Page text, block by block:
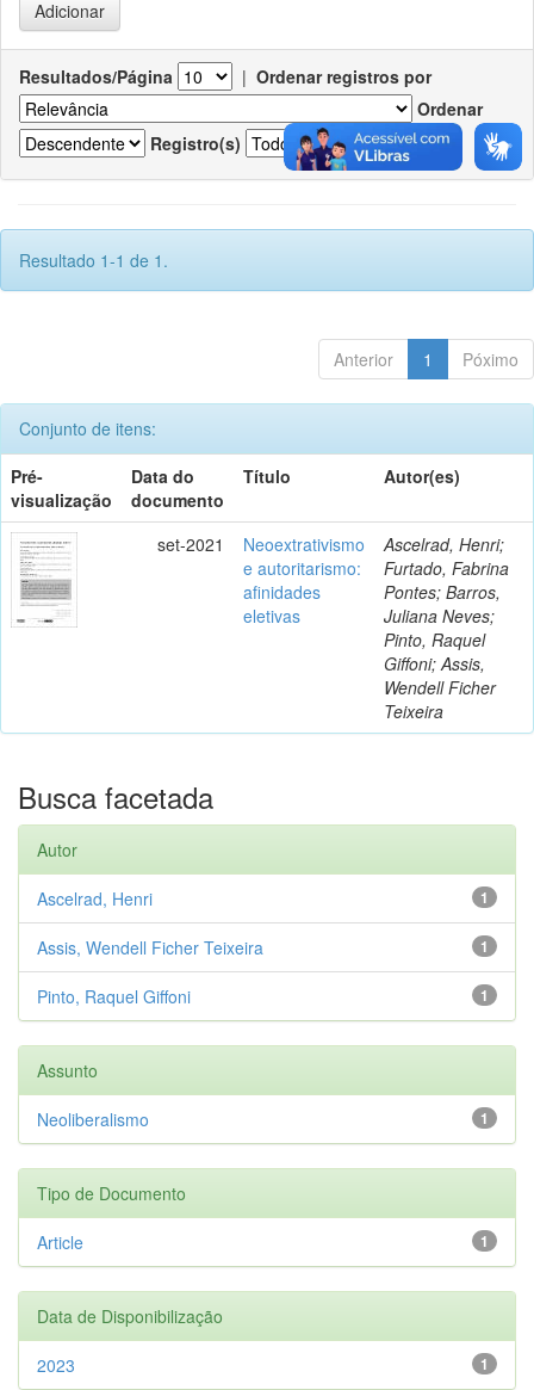
Resultados/Página | Ordenar registros por
Ordenar
Registro(s)
Resultado 1-1 de 1.
Anterior 1 Póximo
Conjunto de itens:
Pré-
visualização
Data do
documento
Título Autor(es)
set-2021
Neoextrativismo
e autoritarismo:
afinidades
eletivas
Ascelrad, Henri;
Furtado, Fabrina
Pontes; Barros,
Juliana Neves;
Pinto, Raquel
Giffoni; Assis,
Wendell Ficher
Teixeira
Busca facetada
Autor
1
Ascelrad, Henri
1
Assis, Wendell Ficher Teixeira
1
Pinto, Raquel Giffoni
Assunto
1
Neoliberalismo
Tipo de Documento
1
Article
Data de Disponibilização
1
2023